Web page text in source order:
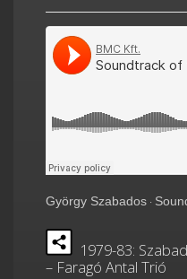
György Szabados·
1979-83:
– Faragó Antal Trió